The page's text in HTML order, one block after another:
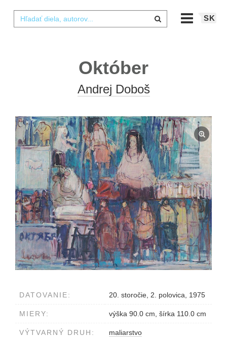
SK
Október
Andrej Doboš
DATOVANIE: 20. storočie, 2. polovica, 1975
MIERY: výška 90.0 cm, šírka 110.0 cm
VÝTVARNÝ DRUH: maliarstvo